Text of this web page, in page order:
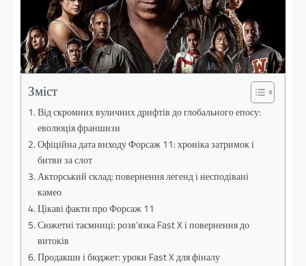
Зміст
Від скромних вуличних дрифтів до глобального епосу:
еволюція франшизи
Офіційна дата виходу Форсаж 11: хроніка затримок і
битви за слот
Акторський склад: повернення легенд і несподівані
камео
Цікаві факти про Форсаж 11
Сюжетні таємниці: розв’язка Fast X і повернення до
витоків
Продакшн і бюджет: уроки Fast X для фіналу